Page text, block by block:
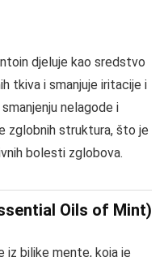
djeluje kao sredstvo
tkiva i smanjuje iritacije i
nelagode i
zglobnih struktura, što je
bolesti zglobova.
Oils of Mint)
iz biljke mente, koja je